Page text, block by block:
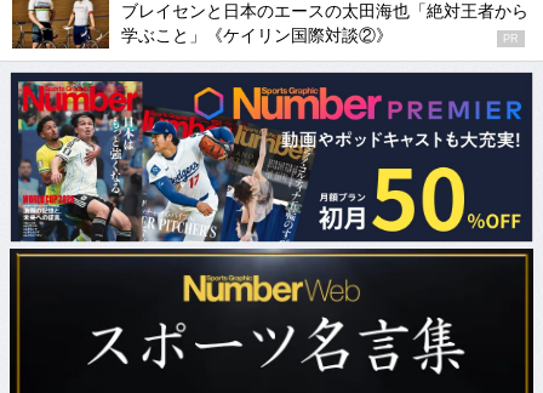
ブレイセンと日本のエースの太田海也「絶対王者から
学ぶこと」《ケイリン国際対談②》
PR